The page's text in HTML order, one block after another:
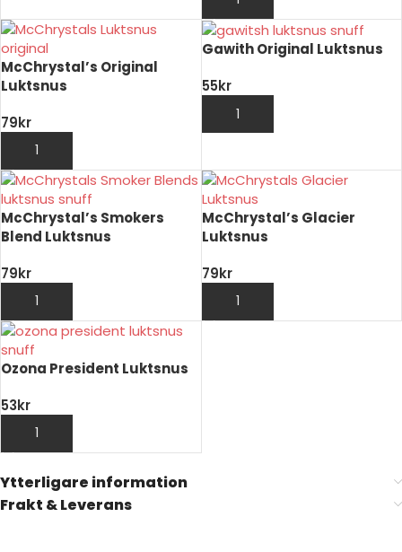
McChrystal’s Original
Luktsnus
79kr
LÄGG TILL I VARUKORG
Gawith Original Luktsnus
55kr
LÄGG TILL I VARUKORG
McChrystal’s Smokers
Blend Luktsnus
79kr
LÄGG TILL I VARUKORG
McChrystal’s Glacier
Luktsnus
79kr
LÄGG TILL I VARUKORG
Ozona President Luktsnus
53kr
LÄGG TILL I VARUKORG
Ytterligare information
Frakt & Leverans